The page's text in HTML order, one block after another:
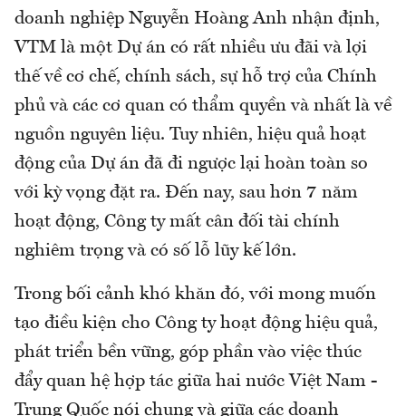
doanh nghiệp Nguyễn Hoàng Anh nhận định,
VTM là một Dự án có rất nhiều ưu đãi và lợi
thế về cơ chế, chính sách, sự hỗ trợ của Chính
phủ và các cơ quan có thẩm quyền và nhất là về
nguồn nguyên liệu. Tuy nhiên, hiệu quả hoạt
động của Dự án đã đi ngược lại hoàn toàn so
với kỳ vọng đặt ra. Đến nay, sau hơn 7 năm
hoạt động, Công ty mất cân đối tài chính
nghiêm trọng và có số lỗ lũy kế lớn.
Trong bối cảnh khó khăn đó, với mong muốn
tạo điều kiện cho Công ty hoạt động hiệu quả,
phát triển bền vững, góp phần vào việc thúc
đẩy quan hệ hợp tác giữa hai nước Việt Nam -
Trung Quốc nói chung và giữa các doanh